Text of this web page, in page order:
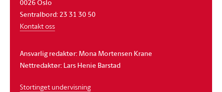
0026 Oslo
Sentralbord: 23 31 30 50
Kontakt oss
Ansvarlig redaktør: Mona Mortensen Krane
Nettredaktør: Lars Henie Barstad
Stortinget undervisning